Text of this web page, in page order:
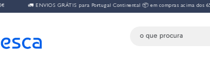
🚛 ENVIOS GRÁTIS para Portugal Continental 📦 em compras acima dos 65€